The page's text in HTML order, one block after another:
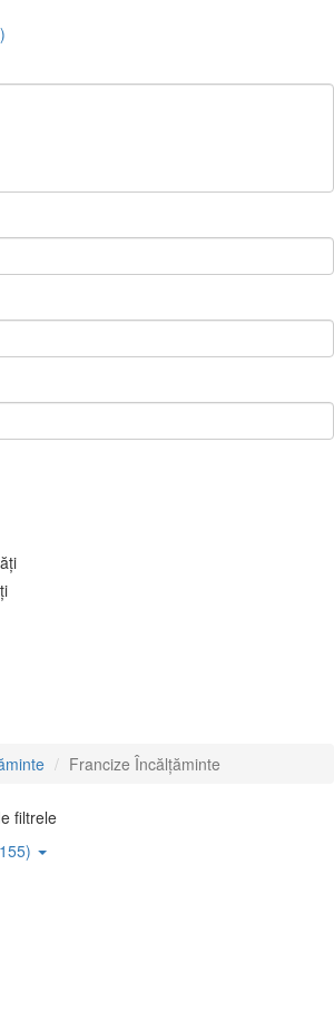
Francize Încălțăminte
filtrele